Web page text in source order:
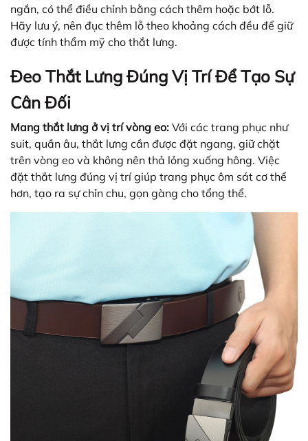
ngắn, có thể điều chỉnh bằng cách thêm hoặc bớt lỗ.
Hãy lưu ý, nên đục thêm lỗ theo khoảng cách đều để giữ
được tính thẩm mỹ cho thắt lưng.
Đeo Thắt Lưng Đúng Vị Trí Để Tạo Sự
Cân Đối
Mang thắt lưng ở vị trí vòng eo: Với các trang phục như
suit, quần âu, thắt lưng cần được đặt ngang, giữ chặt
trên vòng eo và không nên thả lỏng xuống hông. Việc
đặt thắt lưng đúng vị trí giúp trang phục ôm sát cơ thể
hơn, tạo ra sự chỉn chu, gọn gàng cho tổng thể.